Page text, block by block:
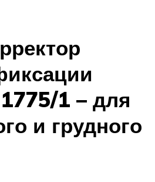
1 – для
и грудного